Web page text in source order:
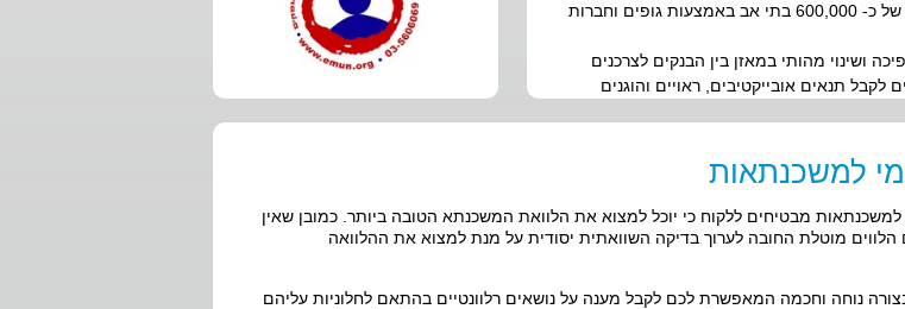
החברה זכיינית בלעדית של כ- 600,000 בתי אב באמצעות גופים וחברות
ושינוי מהותי במאזן בין הבנקים לצרכנים
לקבל תנאים אובייקטיבים, ראויים והוגנים
למשכנתאות
מבטיחים ללקוח כי יוכל למצוא את הלוואת המשכנתא הטובה ביותר. כמובן שאין
הלווים מוטלת החובה לערוך בדיקה השוואתית יסודית על מנת למצוא את ההלוואה
בצורה נוחה וחכמה המאפשרת לכם לקבל מענה על נושאים רלוונטיים בהתאם לחלוניות עליהם